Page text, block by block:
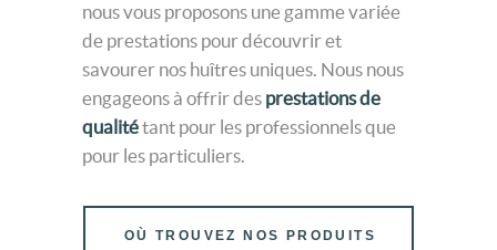
nous vous proposons une gamme variée
de prestations pour découvrir et
savourer nos huîtres uniques. Nous nous
engageons à offrir des prestations de
qualitétant pour les professionnels que
pour les particuliers.
OÙ TROUVEZ NOS PRODUITS